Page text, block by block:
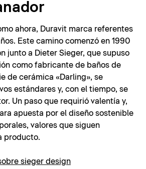
ahora, Duravit marca referentes
Este camino comenzó en 1990
junto a Dieter Sieger, que supuso
como fabricante de baños de
de cerámica «Darling», se
estándares y, con el tiempo, se
Un paso que requirió valentía y,
apuesta por el diseño sostenible
valores que siguen
producto.
sieger design